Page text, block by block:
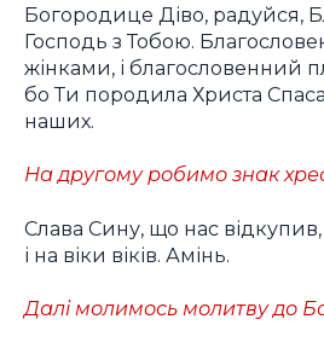
Богородице Діво, радуйся,
Господь з Тобою.
жінками, і благословенний
бо Ти породила Христа
наших.
На другому робимо знак
Слава Сину, що нас відкупив,
і на віки віків. Амінь.
Далі молимось молитву до